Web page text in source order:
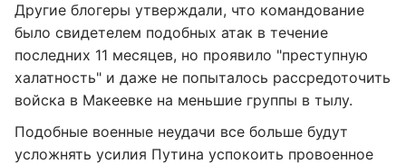
Другие блогеры утверждали, что командование
было свидетелем подобных атак в течение
последних 11 месяцев, но проявило "преступную
халатность" и даже не попыталось рассредоточить
войска в Макеевке на меньшие группы в тылу.
Подобные военные неудачи все больше будут
усложнять усилия Путина успокоить провоенное